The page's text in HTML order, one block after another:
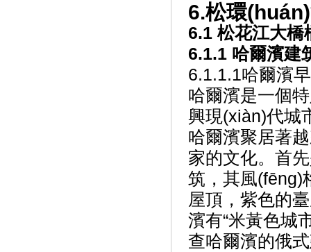
6.松環
6.1 松花江大
6.1.1 哈爾濱建
6.1.1.1哈爾濱
哈爾濱是一個
興現(xiàn)代城市
哈爾濱聚居著越
家的文化。
筑，其風
屋頂，紫色
濱有“米黃色城
查哈爾濱的俄式